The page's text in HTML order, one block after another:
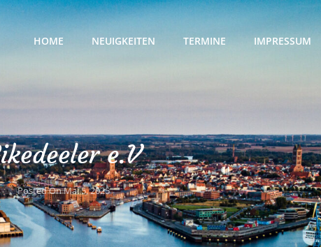
HOME NEUIGKEITEN TERMINE IMPRESSUM
e.V
Posted OnMai 5, 2025